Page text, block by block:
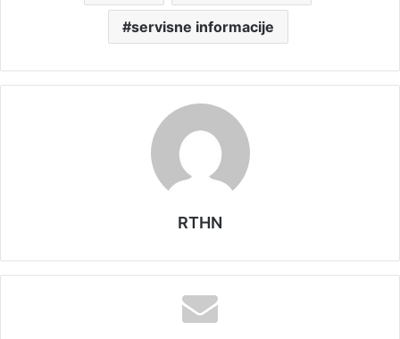
servisne informacije
RTHN